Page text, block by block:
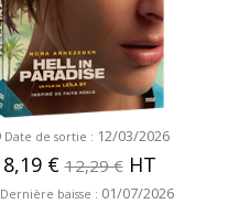
Date de sortie : 12/03/2026
8,19 €12,29 €HT
Dernière baisse : 01/07/2026